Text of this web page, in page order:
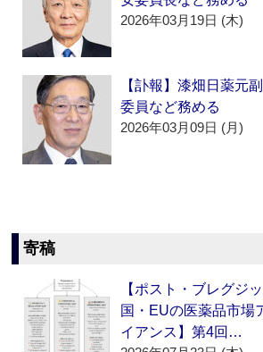
2026年03月19日 (木)
【訃報】漆畑日薬元
委員など務める
2026年03月09日 (月)
寄稿
【ポスト・ブレグジ
国・EUの医薬品市場
イアンス】第4回…